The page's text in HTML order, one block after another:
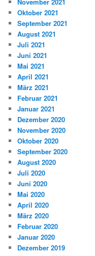
Oktober 2021
September 2021
August 2021
Juli 2021
Juni 2021
Mai 2021
April 2021
März 2021
Februar 2021
Januar 2021
Dezember 2020
November 2020
Oktober 2020
September 2020
August 2020
Juli 2020
Juni 2020
Mai 2020
April 2020
März 2020
Februar 2020
Januar 2020
Dezember 2019